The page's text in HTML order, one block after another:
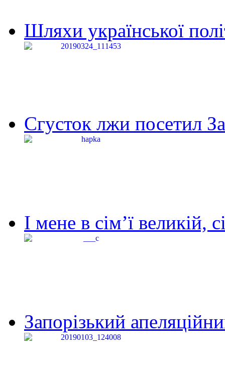
Шляхи української
Сгусток лжи посетил
І мене в сім’ї великій,
Запорізький